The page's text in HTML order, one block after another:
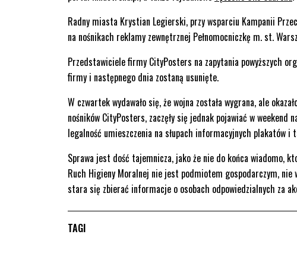
Radny miasta Krystian Legierski, przy wsparciu Kampanii
na nośnikach reklamy zewnętrznej Pełnomocniczkę m. st.
Przedstawiciele firmy CityPosters na zapytania powyższych
firmy i następnego dnia zostaną usunięte.
W czwartek wydawało się, że wojna została wygrana, ale
nośników CityPosters, zaczęły się jednak pojawiać w weekend
legalność umieszczenia na słupach informacyjnych plakatów
Sprawa jest dość tajemnicza, jako że nie do końca wiadomo,
Ruch Higieny Moralnej nie jest podmiotem gospodarczym,
stara się zbierać informacje o osobach odpowiedzialnych za
TAGI